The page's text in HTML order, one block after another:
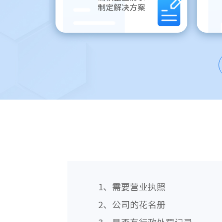
制定解决方案
1、需要营业执照
2、公司的花名册